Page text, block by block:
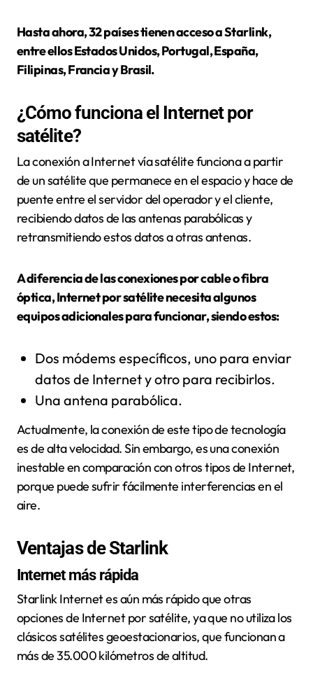
Hasta ahora, 32 países tienen acceso a Starlink,
entre ellos Estados Unidos, Portugal, España,
Filipinas, Francia y Brasil.
¿Cómo funciona el Internet por
satélite?
La conexión a Internet vía satélite funciona a partir
de un satélite que permanece en el espacio y hace de
puente entre el servidor del operador y el cliente,
recibiendo datos de las antenas parabólicas y
retransmitiendo estos datos a otras antenas.
A diferencia de las conexiones por cable o fibra
óptica, Internet por satélite necesita algunos
equipos adicionales para funcionar, siendo estos:
Dos módems específicos, uno para enviar
datos de Internet y otro para recibirlos.
Una antena parabólica.
Actualmente, la conexión de este tipo de tecnología
es de alta velocidad. Sin embargo, es una conexión
inestable en comparación con otros tipos de Internet,
porque puede sufrir fácilmente interferencias en el
aire.
Ventajas de Starlink
Internet más rápida
Starlink Internet es aún más rápido que otras
opciones de Internet por satélite, ya que no utiliza los
clásicos satélites geoestacionarios, que funcionan a
más de 35.000 kilómetros de altitud.